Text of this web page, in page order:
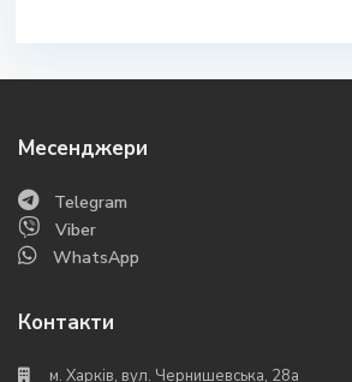
Месенджери
Telegram
Viber
WhatsApp
Контакти
м. Харків, вул. Чернишевська, 28а